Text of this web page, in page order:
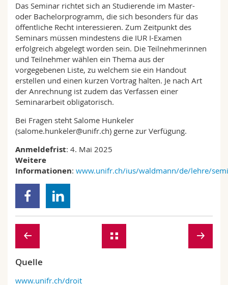
Das Seminar richtet sich an Studierende im Master-
oder Bachelorprogramm, die sich besonders für das
öffentliche Recht interessieren. Zum Zeitpunkt des
Seminars müssen mindestens die IUR I-Examen
erfolgreich abgelegt worden sein. Die Teilnehmerinnen
und Teilnehmer wählen ein Thema aus der
vorgegebenen Liste, zu welchem sie ein Handout
erstellen und einen kurzen Vortrag halten. Je nach Art
der Anrechnung ist zudem das Verfassen einer
Seminararbeit obligatorisch.
Bei Fragen steht Salome Hunkeler
(salome.hunkeler@unifr.ch) gerne zur Verfügung.
Anmeldefrist: 4. Mai 2025
Weitere
Informationen: www.unifr.ch/ius/waldmann/de/lehre/
Quelle
www.unifr.ch/droit